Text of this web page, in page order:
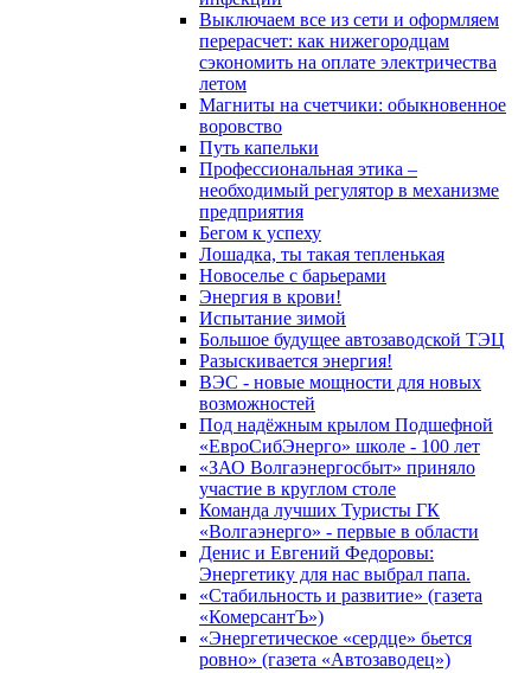
Выключаем все из сети и оформляем
перерасчет: как нижегородцам
сэкономить на оплате электричества
летом
Магниты на счетчики: обыкновенное
воровство
Путь капельки
Профессиональная этика –
необходимый регулятор в механизме
предприятия
Бегом к успеху
Лошадка, ты такая тепленькая
Новоселье с барьерами
Энергия в крови!
Испытание зимой
Большое будущее автозаводской ТЭЦ
Разыскивается энергия!
ВЭС - новые мощности для новых
возможностей
Под надёжным крылом Подшефной
«ЕвроСибЭнерго» школе - 100 лет
«ЗАО Волгаэнергосбыт» приняло
участие в круглом столе
Команда лучших Туристы ГК
«Волгаэнерго» - первые в области
Денис и Евгений Федоровы:
Энергетику для нас выбрал папа.
«Стабильность и развитие» (газета
«КомерсантЪ»)
«Энергетическое «сердце» бьется
ровно» (газета «Автозаводец»)